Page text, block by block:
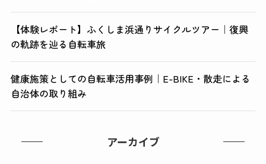
【体験レポート】ふくしま浜通りサイクルツアー｜復興
の軌跡を辿る自転車旅
健康施策としての自転車活用事例｜E-BIKE・散走による
自治体の取り組み
アーカイブ